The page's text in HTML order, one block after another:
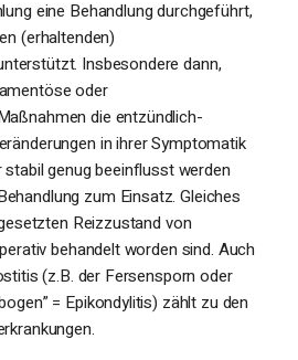
eine Behandlung durchgeführt,
(erhaltenden)
Insbesondere dann,
oder
die entzündlich-
in ihrer Symptomatik
genug beeinflusst werden
zum Einsatz. Gleiches
Reizzustand von
behandelt worden sind. Auch
(z.B. der Fersensporn oder
= Epikondylitis) zählt zu den